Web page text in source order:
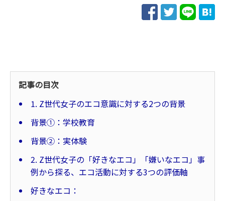
記事の目次
1. Z世代女子のエコ意識に対する2つの背景
背景①：学校教育
背景②：実体験
2. Z世代女子の「好きなエコ」「嫌いなエコ」事
例から探る、エコ活動に対する3つの評価軸
好きなエコ：